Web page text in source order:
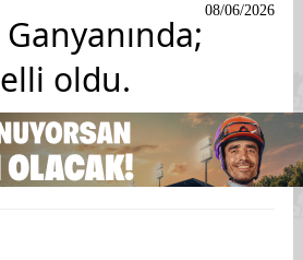
08/06/2026
Ganyanında;
oldu.